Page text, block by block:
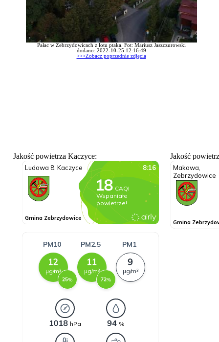
Pałac w Zebrzydowicach z lotu ptaka. Fot: Mariusz Jaszczurowski
dodano: 2022-10-25 12:16:49
>>>Zobacz poprzednie zdjęcia
Jakość powietrza Kaczyce: Jakość